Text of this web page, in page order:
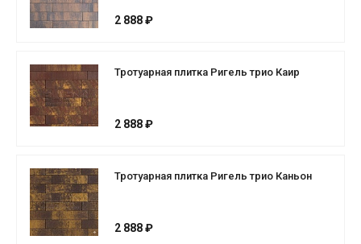
2 888 ₽
Тротуарная плитка Ригель трио Каир
2 888 ₽
Тротуарная плитка Ригель трио Каньон
2 888 ₽